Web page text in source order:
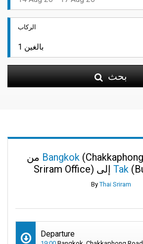
الركاب
بحث
Bangkok
Tak
ByThai Sriram
Departure